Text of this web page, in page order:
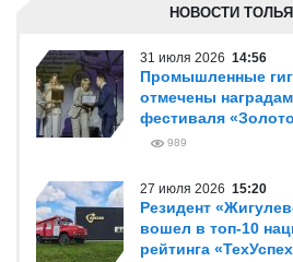
НОВОСТИ
31 июля 2026 14:56
Промышленные
отмечены
фестиваля
989
27 июля 2026 15:20
Резидент
вошел в топ-10
рейтинга